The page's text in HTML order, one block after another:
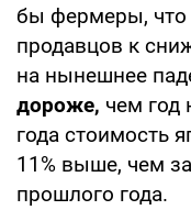
бы фермеры, что
продавцов к
на нынешнее
дороже, чем год
года стоимость
11% выше, чем
прошлого года.